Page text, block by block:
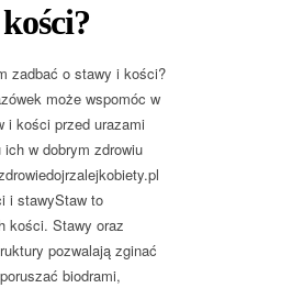
zadbać o stawy i kości?
może wspomóc w
i kości przed urazami
w dobrym zdrowiu
i stawyStaw to
kości. Stawy oraz
pozwalają zginać
biodrami,